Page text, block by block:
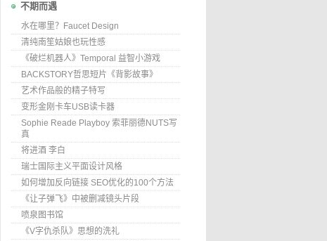
不期而遇
水在哪里？Faucet Design
清纯南笙姑娘也玩性感
《破烂机器人》Temporal 益智小游戏
BACKSTORY哲思短片《背影故事》
艺术作品般的精子特写
变形金刚卡车USB读卡器
Sophie Reade Playboy 索菲丽德NUTS写
真
将进酒 李白
瑞士国际主义平面设计风格
如何增加反向链接 SEO优化的100个方法
《让子弹飞》中被删减镜头片段
喷泉图书馆
《V字仇杀队》思想的洗礼